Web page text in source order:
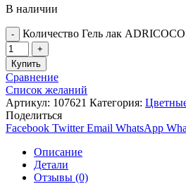
В наличии
Количество Гель лак
Купить
Сравнение
Список желаний
Артикул: 107621 Категория:
Поделиться
Facebook Twitter Email WhatsApp
Описание
Детали
Отзывы (0)